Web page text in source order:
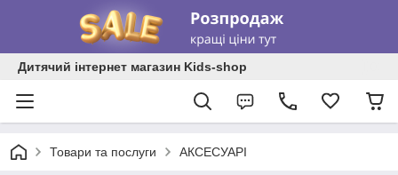
Дитячий інтернет магазин Kids-shop
Товари та послуги АКСЕСУАРІ